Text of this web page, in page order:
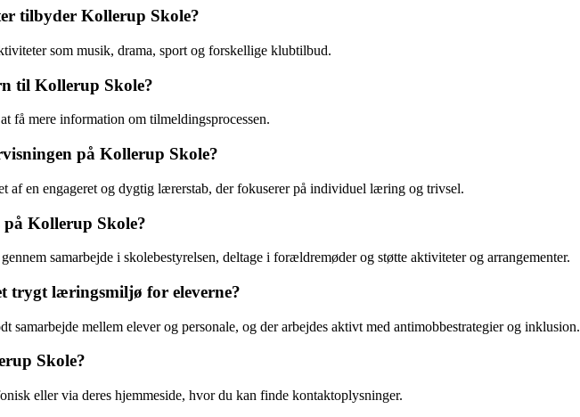
tilbyder Kollerup Skole?
som musik, drama, sport og forskellige klubtilbud.
til Kollerup Skole?
få mere information om tilmeldingsprocessen.
på Kollerup Skole?
af en engageret og dygtig lærerstab, der fokuserer på individuel læring og trivsel.
Kollerup Skole?
samarbejde i skolebestyrelsen, deltage i forældremøder og støtte aktiviteter og arrangementer.
trygt læringsmiljø for eleverne?
samarbejde mellem elever og personale, og der arbejdes aktivt med antimobbestrategier og inklusion.
Skole?
eller via deres hjemmeside, hvor du kan finde kontaktoplysninger.